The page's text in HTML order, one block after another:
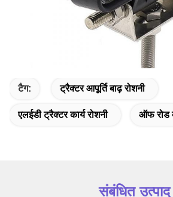
टैग: ट्रैक्टर आपूर्ति बाढ़ रोशनी
एलईडी ट्रैक्टर कार्य रोशनी ऑफ रोड
संबंधित उत्पाद